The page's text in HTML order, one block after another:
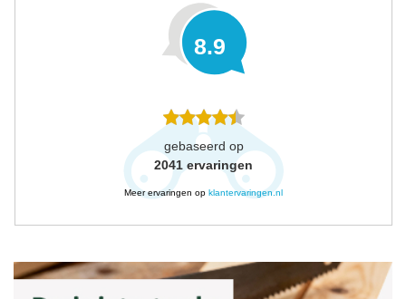
8.9
gebaseerd op
2041 ervaringen
Meer ervaringen op klantervaringen.nl